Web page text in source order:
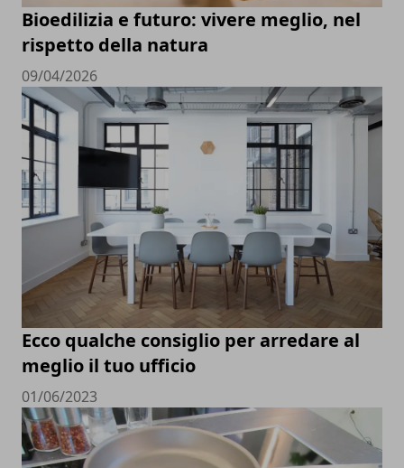
Bioedilizia e futuro: vivere meglio, nel
rispetto della natura
09/04/2026
Ecco qualche consiglio per arredare al
meglio il tuo ufficio
01/06/2023